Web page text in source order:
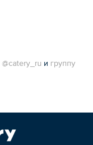
@catery_ru и группу